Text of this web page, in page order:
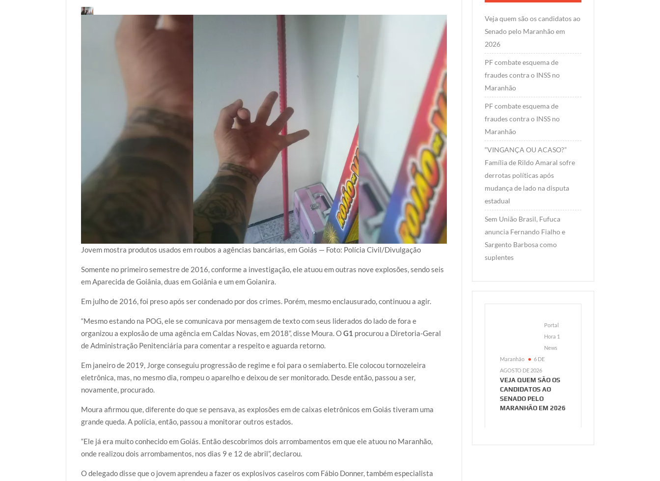
Jovem mostra produtos usados em roubos a agências bancárias, em Goiás — Foto: Polícia Civil/Divulgação
Somente no primeiro semestre de 2016, conforme a investigação, ele atuou em outras nove explosões, sendo seis
em Aparecida de Goiânia, duas em Goiânia e um em Goianira.
Em julho de 2016, foi preso após ser condenado por dos crimes. Porém, mesmo enclausurado, continuou a agir.
“Mesmo estando na POG, ele se comunicava por mensagem de texto com seus liderados do lado de fora e
organizou a explosão de uma agência em Caldas Novas, em 2018”, disse Moura. OG1 procurou a Diretoria-Geral
de Administração Penitenciária para comentar a respeito e aguarda retorno.
Em janeiro de 2019, Jorge conseguiu progressão de regime e foi para o semiaberto. Ele colocou tornozeleira
eletrônica, mas, no mesmo dia, rompeu o aparelho e deixou de ser monitorado. Desde então, passou a ser,
novamente, procurado.
Moura afirmou que, diferente do que se pensava, as explosões em de caixas eletrônicos em Goiás tiveram uma
grande queda. A polícia, então, passou a monitorar outros estados.
“Ele já era muito conhecido em Goiás. Então descobrimos dois arrombamentos em que ele atuou no Maranhão,
onde realizou dois arrombamentos, nos dias 9 e 12 de abril”, declarou.
O delegado disse que o jovem aprendeu a fazer os explosivos caseiros com Fábio Donner, também especialista
Veja quem são os candidatos ao
Senado pelo Maranhão em
2026
PF combate esquema de
fraudes contra o INSS no
Maranhão
PF combate esquema de
fraudes contra o INSS no
Maranhão
“VINGANÇA OU ACASO?”
Família de Rildo Amaral sofre
derrotas políticas após
mudança de lado na disputa
estadual
Sem União Brasil, Fufuca
anuncia Fernando Fialho e
Sargento Barbosa como
suplentes
Portal
Hora 1
News
Maranhão
6 DE
AGOSTO DE 2026
VEJA QUEM SÃO OS
CANDIDATOS AO
SENADO PELO
MARANHÃO EM 2026